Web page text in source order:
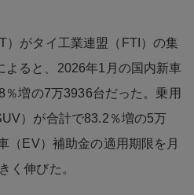
）がタイ工業連盟（FTI）の集
よると、2026年1月の国内新車
増の7万3936台だった。乗用
）が合計で83.2％増の5万
（EV）補助金の適用期限を月
く伸びた。